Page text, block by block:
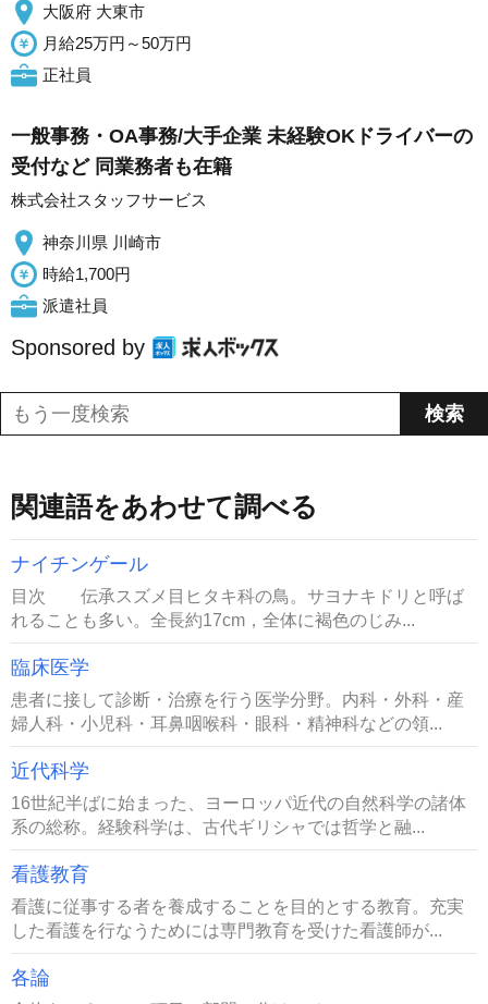
大阪府 大東市
月給25万円～50万円
正社員
一般事務・OA事務/大手企業 未経験OKドライバーの
受付など 同業務者も在籍
株式会社スタッフサービス
神奈川県 川崎市
時給1,700円
派遣社員
Sponsored by
関連語をあわせて調べる
ナイチンゲール
目次 伝承スズメ目ヒタキ科の鳥。サヨナキドリと呼ば
れることも多い。全長約17cm，全体に褐色のじみ...
臨床医学
患者に接して診断・治療を行う医学分野。内科・外科・産
婦人科・小児科・耳鼻咽喉科・眼科・精神科などの領...
近代科学
16世紀半ばに始まった、ヨーロッパ近代の自然科学の諸体
系の総称。経験科学は、古代ギリシャでは哲学と融...
看護教育
看護に従事する者を養成することを目的とする教育。充実
した看護を行なうためには専門教育を受けた看護師が...
各論